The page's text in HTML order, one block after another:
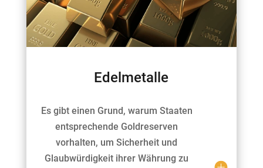
Edelmetalle
Es gibt einen Grund, warum Staaten
entsprechende Goldreserven
vorhalten, um Sicherheit und
Glaubwürdigkeit ihrer Währung zu